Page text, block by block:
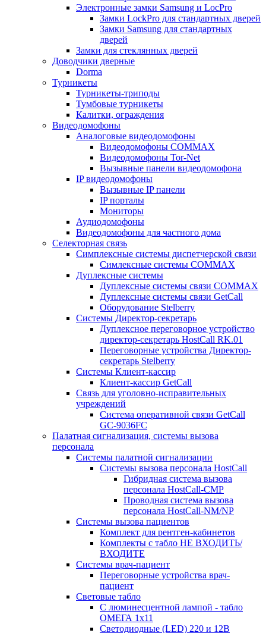
Электронные замки Samsung и LocPro
Замки LockPro для стандартных дверей
Замки Samsung для стандартных
дверей
Замки для стеклянных дверей
Доводчики дверные
Dorma
Турникеты
Турникеты-триподы
Тумбовые турникеты
Калитки, ограждения
Видеодомофоны
Аналоговые видеодомофоны
Видеодомофоны COMMAX
Видеодомофоны Tor-Net
Вызывные панели видеодомофона
IP видеодомофоны
Вызывные IP панели
IP порталы
Мониторы
Аудиодомофоны
Видеодомофоны для частного дома
Селекторная связь
Симплексные системы диспетчерской связи
Симлексные системы COMMAX
Дуплексные системы
Дуплексные системы связи COMMAX
Дуплексные системы связи GetCall
Оборудование Stelberry
Системы Директор-секретарь
Дуплексное переговорное устройство
директор-секретарь HostCall RK.01
Переговорные устройства Директор-
секретарь Stelberry
Системы Клиент-кассир
Клиент-кассир GetCall
Связь для уголовно-исправительных
учреждений
Система оперативной связи GetCall
GC-9036FC
Палатная сигнализация, системы вызова
персонала
Системы палатной сигнализации
Системы вызова персонала HostCall
Гибридная система вызова
персонала HostCall-CMP
Проводная система вызова
персонала HostCall-NM/NP
Системы вызова пациентов
Комплект для рентген-кабинетов
Комплекты с табло НЕ ВХОДИТЬ/
ВХОДИТЕ
Системы врач-пациент
Переговорные устройства врач-
пациент
Световые табло
С люминесцентной лампой - табло
ОМЕГА 1х11
Светодиодные (LED) 220 и 12В